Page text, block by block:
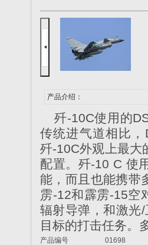
产品介绍：
歼-10C使用的
传统进气道相比
歼-10C外观上最大
配置。歼-10 C 使
能，而且也能携带
雳-12和霹雳-15空
辐射导弹，和激光
目标的打击任务。
产品编号
01698